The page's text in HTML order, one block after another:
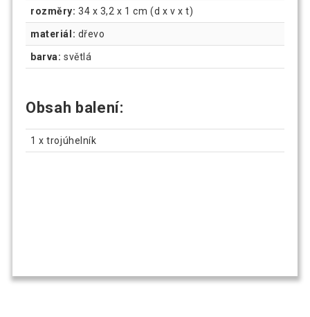
rozměry: 34 x 3,2 x 1 cm (d x v x t)
materiál: dřevo
barva: světlá
Obsah balení:
1 x trojúhelník